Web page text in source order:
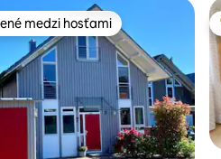
medzi hosťami
medzi hosťami